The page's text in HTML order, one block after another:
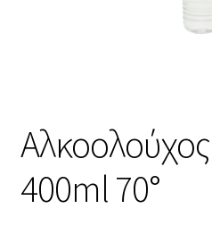
400ml 70°